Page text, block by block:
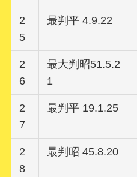
2
5
最判平 4.9.22
2
6
最大判昭51.5.2
1
2
7
最判平 19.1.25
2
8
最判昭 45.8.20